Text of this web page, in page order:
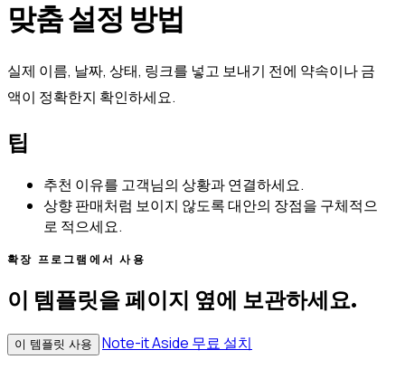
맞춤 설정 방법
실제 이름, 날짜, 상태, 링크를 넣고 보내기 전에 약속이나 금
액이 정확한지 확인하세요.
팁
추천 이유를 고객님의 상황과 연결하세요.
상향 판매처럼 보이지 않도록 대안의 장점을 구체적으
로 적으세요.
확장 프로그램에서 사용
이 템플릿을 페이지 옆에 보관하세요.
이 템플릿 사용 Note-it Aside 무료 설치